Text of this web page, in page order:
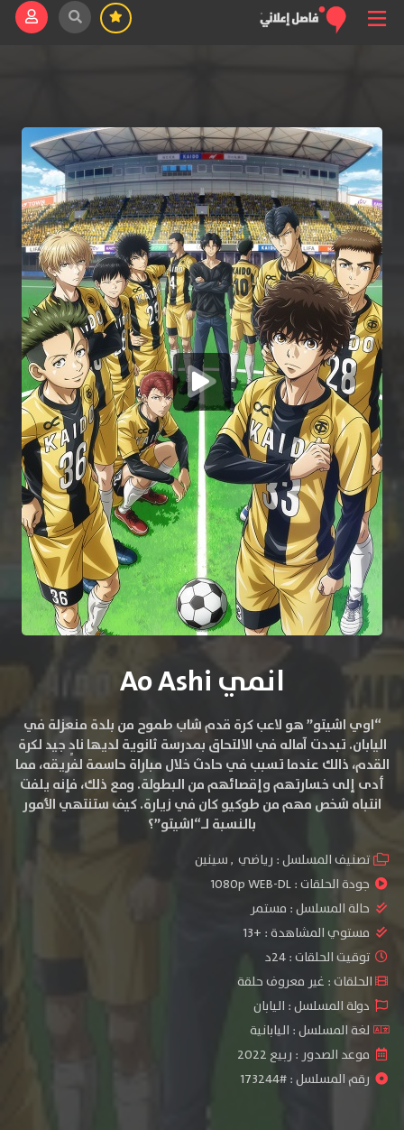
انمي Ao Ashi
“اوي اشيتو” هو لاعب كرة قدم شاب طموح من بلدة منعزلة في
اليابان. تبددت آماله في الالتحاق بمدرسة ثانوية لديها نادٍ جيد لكرة
القدم، ذالك عندما تسبب في حادث خلال مباراة حاسمة لفريقه، مما
أدى إلى خسارتهم وإقصائهم من البطولة. ومع ذلك، فإنه يلفت
انتباه شخص مهم من طوكيو كان في زيارة. كيف ستنتهي الأمور
بالنسبة لـ“اشيتو”؟
تصنيف المسلسل : رياضي ,سينين
جودة الحلقات :1080p WEB-DL
حالة المسلسل : مستمر
مستوي المشاهدة : +13
توقيت الحلقات : 24د
الحلقات : غير معروف حلقة
دولة المسلسل : اليابان
لغة المسلسل : اليابانية
موعد الصدور : ربيع 2022
رقم المسلسل : #173244